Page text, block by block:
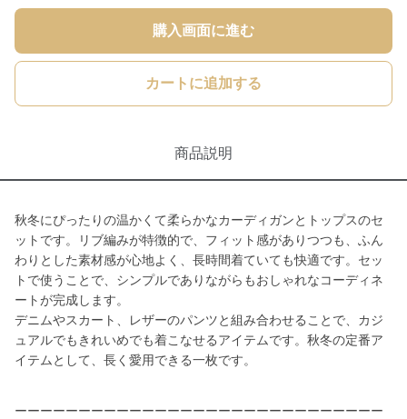
購入画面に進む
カートに追加する
商品説明
秋冬にぴったりの温かくて柔らかなカーディガンとトップスのセ
ットです。リブ編みが特徴的で、フィット感がありつつも、ふん
わりとした素材感が心地よく、長時間着ていても快適です。セッ
トで使うことで、シンプルでありながらもおしゃれなコーディネ
ートが完成します。
デニムやスカート、レザーのパンツと組み合わせることで、カジ
ュアルでもきれいめでも着こなせるアイテムです。秋冬の定番ア
イテムとして、長く愛用できる一枚です。
ーーーーーーーーーーーーーーーーーーーーーーーーーーーーー